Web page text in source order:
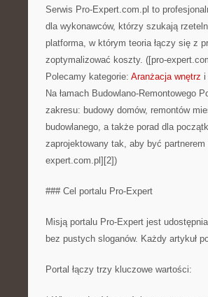
Serwis Pro-Expert.com.pl to
dla wykonawców, którzy szukają
platforma, w którym teoria łączy się z
zoptymalizować koszty. ([pro-
Polecamy kategorie: Aranżacja wnętrz i
Na łamach Budowlano-Remontowego
zakresu: budowy domów, remontów
budowlanego, a także porad dla
zaprojektowany tak, aby być
expert.com.pl][2])
### Cel portalu Pro-Expert
Misją portalu Pro-Expert jest
bez pustych sloganów. Każdy artykuł
Portal łączy trzy kluczowe wartości: